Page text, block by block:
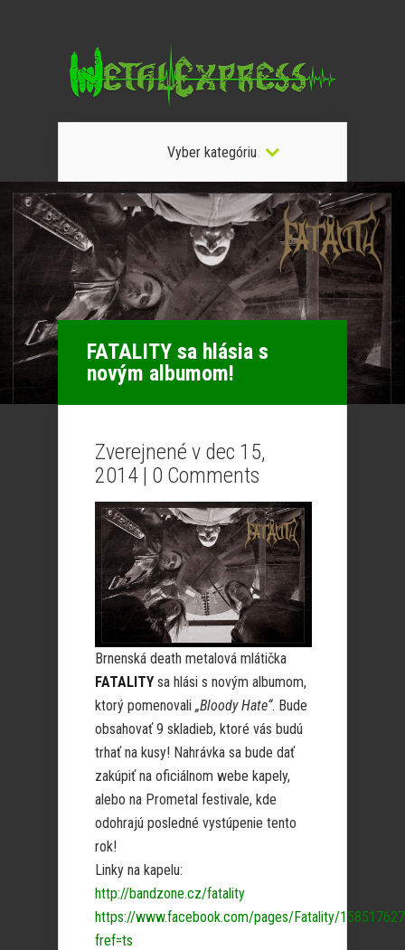
Vyber kategóriu
FATALITY sa hlásia s
novým albumom!
Zverejnené v dec 15,
2014 | 0 Comments
Brnenská death metalová mlátička
FATALITY sa hlási s novým albumom,
ktorý pomenovali „Bloody Hate“. Bude
obsahovať 9 skladieb, ktoré vás budú
trhať na kusy! Nahrávka sa bude dať
zakúpiť na oficiálnom webe kapely,
alebo na Prometal festivale, kde
odohrajú posledné vystúpenie tento
rok!
Linky na kapelu:
http://bandzone.cz/fatality
https://www.facebook.com/pages/Fatality/
fref=ts